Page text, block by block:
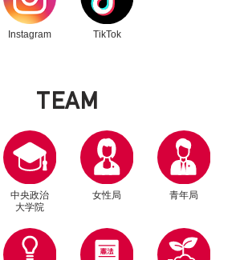
Instagram TikTok
TEAM
中央政治
大学院
女性局 青年局